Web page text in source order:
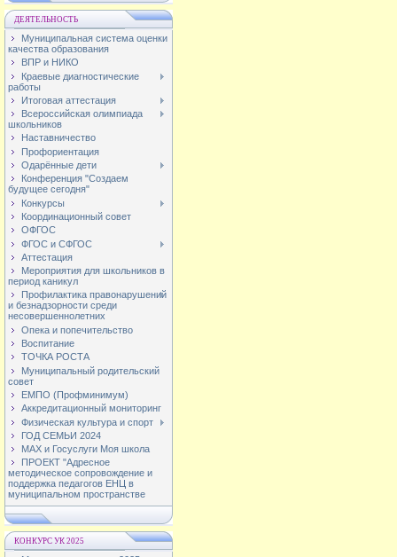
ДЕЯТЕЛЬНОСТЬ
Муниципальная система оценки
качества образования
ВПР и НИКО
Краевые диагностические
работы
Итоговая аттестация
Всероссийская олимпиада
школьников
Наставничество
Профориентация
Одарённые дети
Конференция "Создаем
будущее сегодня"
Конкурсы
Координационный совет
ОФГОС
ФГОС и СФГОС
Аттестация
Мероприятия для школьников в
период каникул
Профилактика правонарушений
и безнадзорности среди
несовершеннолетних
Опека и попечительство
Воспитание
ТОЧКА РОСТА
Муниципальный родительский
совет
ЕМПО (Профминимум)
Аккредитационный мониторинг
Физическая культура и спорт
ГОД СЕМЬИ 2024
МАХ и Госуслуги Моя школа
ПРОЕКТ "Адресное
методическое сопровождение и
поддержка педагогов ЕНЦ в
муниципальном пространстве
КОНКУРС УК 2025